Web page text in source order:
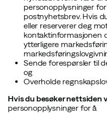
personopplysninger
postnyhetsbrev. Hvis
eller reserverer deg
kontaktinformasjonen
ytterligere
Sende forespørsler til
og
Overholde
Hvis du besøker nettsiden
personopplysninger for å